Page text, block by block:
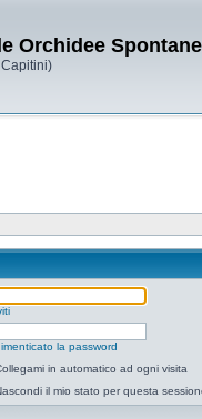
Orchidee
la password
in automatico ad ogni visita
il mio stato per questa